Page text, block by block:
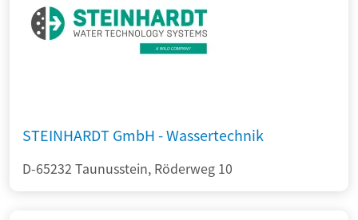
STEINHARDT GmbH - Wassertechnik
D-65232 Taunusstein, Röderweg 10